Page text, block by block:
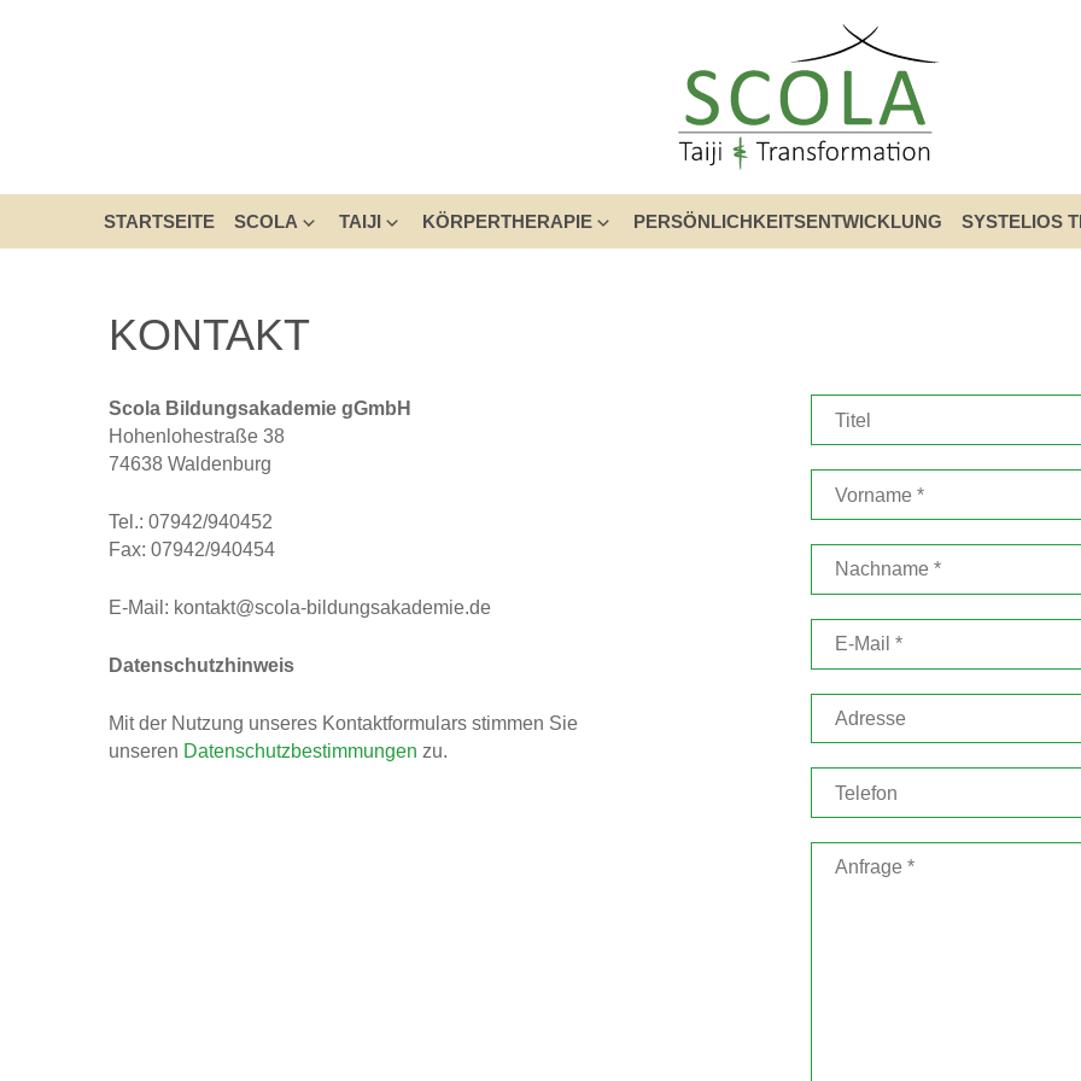
STARTSEITE SCOLA TAIJI KÖRPERTHERAPIE PERSÖNLICHKEITSENTWICKLUNG SYSTELIOS
KONTAKT
Scola Bildungsakademie gGmbH
Hohenlohestraße 38
74638 Waldenburg
Tel.: 07942/940452
Fax: 07942/940454
E-Mail: kontakt@scola-bildungsakademie.de
Datenschutzhinweis
Mit der Nutzung unseres Kontaktformulars stimmen Sie
unseren Datenschutzbestimmungen zu.